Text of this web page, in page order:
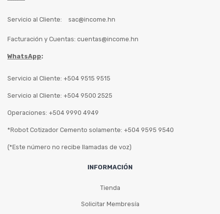
Servicio al Cliente: sac@income.hn
Facturación y Cuentas: cuentas@income.hn
WhatsApp:
Servicio al Cliente: +504 9515 9515
Servicio al Cliente: +504 9500 2525
Operaciones: +504 9990 4949
*Robot Cotizador Cemento solamente: +504 9595 9540
(*Este número no recibe llamadas de voz)
INFORMACIÓN
Tienda
Solicitar Membresía